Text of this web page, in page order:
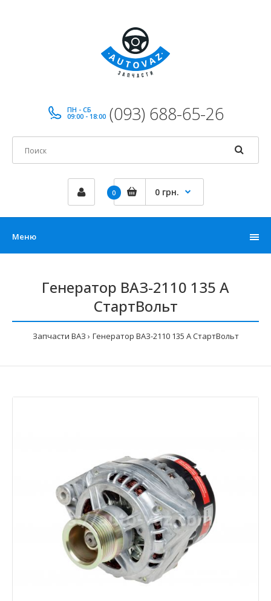
ПН - СБ
09:00 - 18:00 (093) 688-65-26
0 0 грн.
Меню
Генератор ВАЗ-2110 135 А
СтартВольт
Запчасти ВАЗ Генератор ВАЗ-2110 135 А СтартВольт